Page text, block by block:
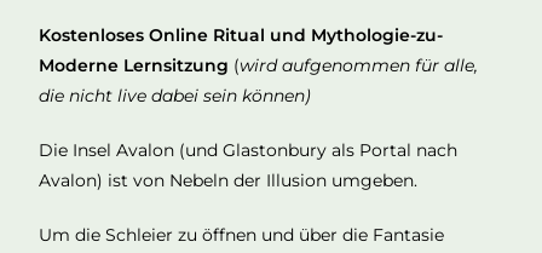
Kostenloses Online Ritual und Mythologie-zu-
Moderne Lernsitzung (wird aufgenommen für alle,
die nicht live dabei sein können)
Die Insel Avalon (und Glastonbury als Portal nach
Avalon) ist von Nebeln der Illusion umgeben.
Um die Schleier zu öffnen und über die Fantasie